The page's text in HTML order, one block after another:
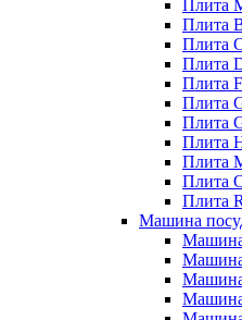
Плита
Плита
Плита
Плита
Плита
Плита
Плита
Плита
Плита
Плита
Плита
Машина
Машина
Машина